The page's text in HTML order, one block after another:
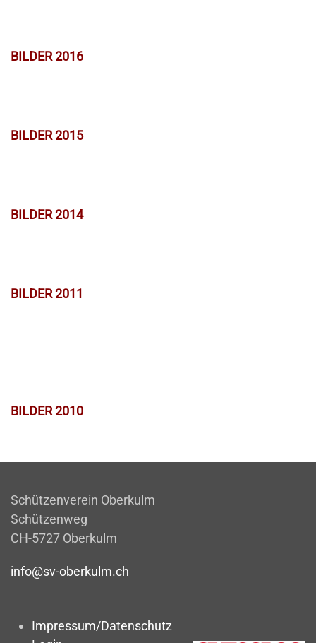
BILDER 2016
BILDER 2015
BILDER 2014
BILDER 2011
BILDER 2010
Schützenverein Oberkulm
Schützenweg
CH-5727 Oberkulm
info@sv-oberkulm.ch
Impressum/Datenschutz